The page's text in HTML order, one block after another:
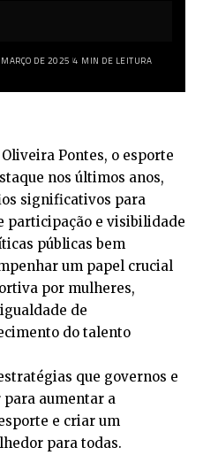
DE 2025 4 MIN DE LEITURA
Pontes, o esporte
nos últimos anos,
significativos para
participação e visibilidade
públicas bem
um papel crucial
por mulheres,
de
do talento
que governos e
aumentar a
e criar um
para todas.